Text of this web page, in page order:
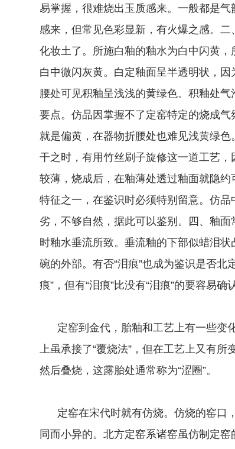
易掌握，很难烧出玉质感来。一般都是
感来，但常见色彩显新，有火爆之感。
化妆土了。所施白釉的釉水为白中闪黄
白中微闪灰黄。白定釉面呈半透明状，
腰处可见积釉呈浅浅的黄绿色。积釉处
要点。仿品因掌握不了定窑特定的烧成气
就是偏黄，在器物折腰处也难见浅黄绿
干之时，有用竹丝刷子旋修这一道工艺
较薄，烧成后，在釉薄处透过釉面就隐
特征之一，在鉴识时必须特别留意。仿
劣，不够自然，据此可以鉴别。四、釉面
时釉水垂流所致。垂流釉的下部似蜡泪
碗的外部。有否“泪痕”也成为鉴识是否北
痕”，但有“泪痕”比没有“泪痕”的要容易确
定窑到金代，胎釉和工艺上有一些变
上虽承接了“覆烧法”，但在工艺上又有所
然后叠烧，这露胎处通常称为“涩圈”。
定窑在宋代时就有仿烧。仿烧的窑口
同而小异的。北方定窑系诸窑虽仿制定